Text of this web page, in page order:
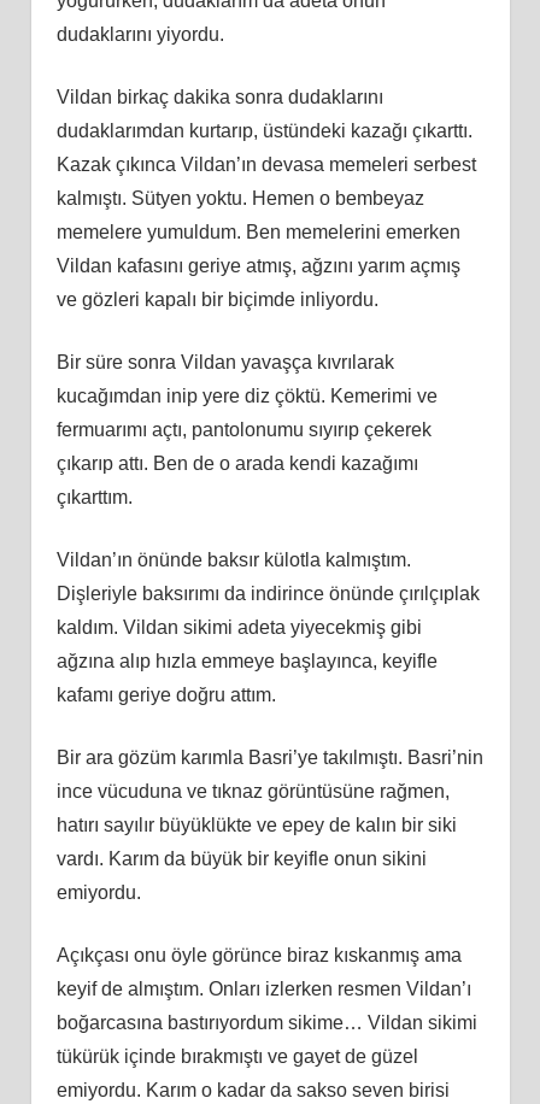
dudaklarını yiyordu.
Vildan birkaç dakika sonra dudaklarını
dudaklarımdan kurtarıp, üstündeki kazağı çıkarttı.
Kazak çıkınca Vildan’ın devasa memeleri serbest
kalmıştı. Sütyen yoktu. Hemen o bembeyaz
memelere yumuldum. Ben memelerini emerken
Vildan kafasını geriye atmış, ağzını yarım açmış
ve gözleri kapalı bir biçimde inliyordu.
Bir süre sonra Vildan yavaşça kıvrılarak
kucağımdan inip yere diz çöktü. Kemerimi ve
fermuarımı açtı, pantolonumu sıyırıp çekerek
çıkarıp attı. Ben de o arada kendi kazağımı
çıkarttım.
Vildan’ın önünde baksır külotla kalmıştım.
Dişleriyle baksırımı da indirince önünde çırılçıplak
kaldım. Vildan sikimi adeta yiyecekmiş gibi
ağzına alıp hızla emmeye başlayınca, keyifle
kafamı geriye doğru attım.
Bir ara gözüm karımla Basri’ye takılmıştı. Basri’nin
ince vücuduna ve tıknaz görüntüsüne rağmen,
hatırı sayılır büyüklükte ve epey de kalın bir siki
vardı. Karım da büyük bir keyifle onun sikini
emiyordu.
Açıkçası onu öyle görünce biraz kıskanmış ama
keyif de almıştım. Onları izlerken resmen Vildan’ı
boğarcasına bastırıyordum sikime… Vildan sikimi
tükürük içinde bırakmıştı ve gayet de güzel
emiyordu. Karım o kadar da sakso seven birisi